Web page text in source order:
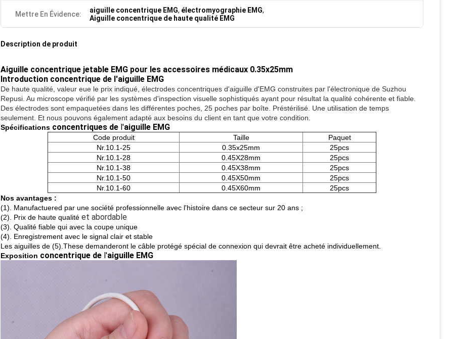
Mettre En Évidence: aiguille concentrique EMG, électromyographie EMG,
Aiguille concentrique de haute qualité EMG
Description de produit
Aiguille concentrique jetable EMG pour les accessoires médicaux 0.35x25mm
Introduction concentrique de l'aiguille EMG
De haute qualité, valeur eue le prix indiqué, électrodes concentriques d'aiguille d'EMG construites par l'électronique de Suzhou
Repusi. Au microscope vérifié par les systèmes d'inspection visuelle sophistiqués ayant pour résultat la qualité cohérente et fiable.
Des électrodes sont empaquetées dans les différentes poches, 25 poches par boîte. Préstérilisé. Une utilisation de temps
seulement. Et nous pouvons également adapté aux besoins du client en tant que votre condition.
Spécifications concentriques de l'aiguille EMG
Code produit Taille
Paquet
Nr.10.1-25
0.35x25mm
25pcs
Nr.10.1-28
0.45X28mm
25pcs
Nr.10.1-38
0.45X38mm
25pcs
Nr.10.1-50
0.45X50mm
25pcs
Nr.10.1-60
0.45X60mm
25pcs
Nos avantages :
(1). Manufactuered par une société professionnelle avec l'histoire dans ce secteur sur 20 ans ;
(2). Prix de haute qualité et abordable
(3). Qualité fiable qui avec la coupe unique
(4). Enregistrement avec le signal clair et stable
Les aiguilles de (5).These demanderont le câble protégé spécial de connexion qui devrait être acheté individuellement.
Exposition concentrique de l'aiguille EMG